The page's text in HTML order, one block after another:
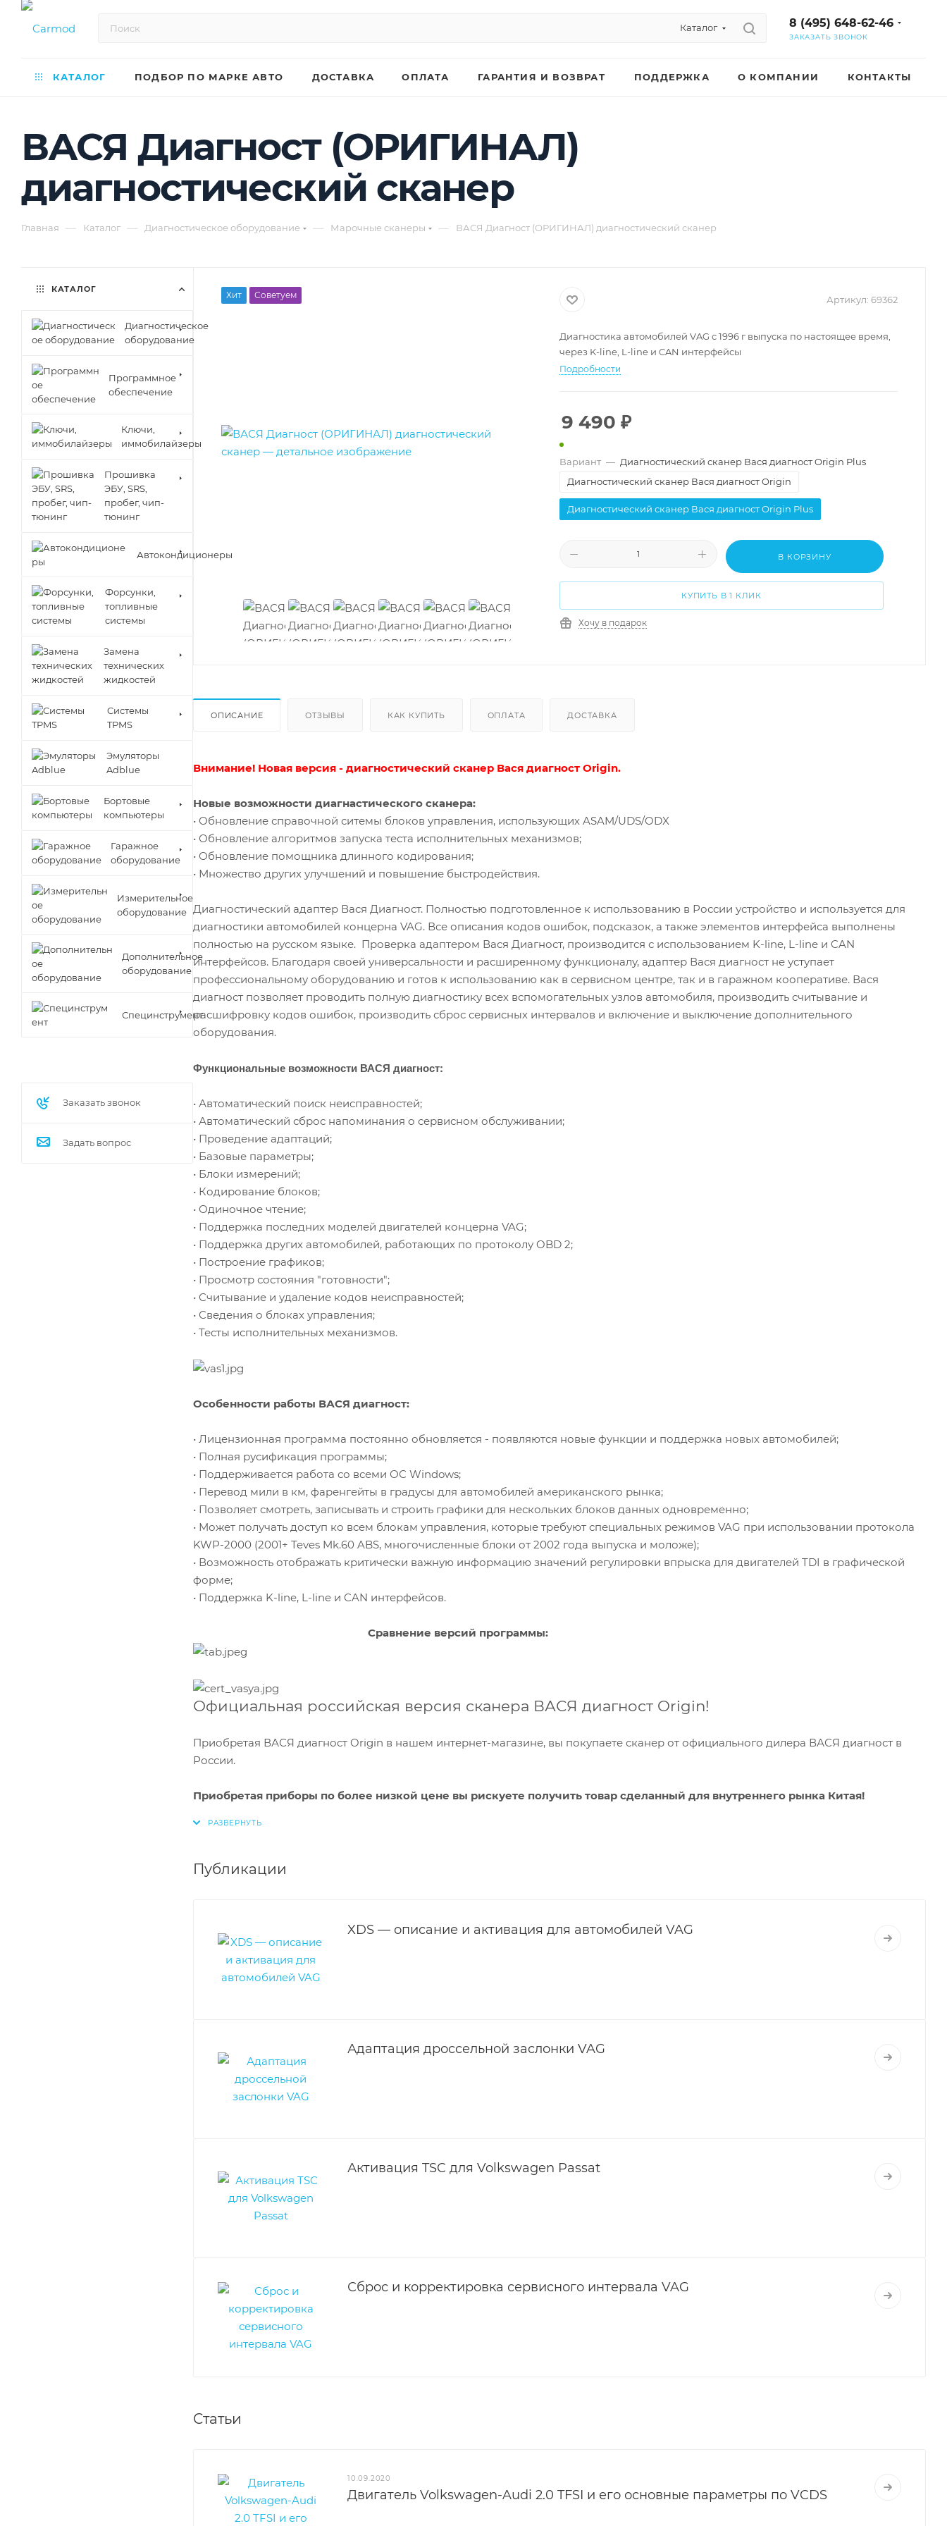
Каталог 8 (495) 648-62-46
ЗАКАЗАТЬ ЗВОНОК
КАТАЛОГ ПОДБОР ПО МАРКЕ АВТО ДОСТАВКА ОПЛАТА ГАРАНТИЯ И ВОЗВРАТ ПОДДЕРЖКА О КОМПАНИИ КОНТАКТЫ
ВАСЯ Диагност (ОРИГИНАЛ)
диагностический сканер
Главная — Каталог — Диагностическое оборудование — Марочные сканеры — ВАСЯ Диагност (ОРИГИНАЛ) диагностический сканер
Хит Советуем Артикул: 69362
Диагностика автомобилей VAG с 1996 г выпуска по настоящее время,
через K-line, L-line и CAN интерфейсы
Подробности
9 490 ₽
Вариант — Диагностический сканер Вася диагност Origin Plus
Диагностический сканер Вася диагност Origin
Диагностический сканер Вася диагност Origin Plus
В КОРЗИНУ
КУПИТЬ В 1 КЛИК
Хочу в подарок
ОПИСАНИЕ ОТЗЫВЫ КАК КУПИТЬ ОПЛАТА ДОСТАВКА
Внимание! Новая версия - диагностический сканер Вася диагност Origin.
Новые возможности диагнастического сканера:
• Обновление справочной ситемы блоков управления, использующих ASAM/UDS/ODX
• Обновление алгоритмов запуска теста исполнительных механизмов;
• Обновление помощника длинного кодирования;
• Множество других улучшений и повышение быстродействия.
Диагностический адаптер Вася Диагност. Полностью подготовленное к использованию в России устройство и используется для
диагностики автомобилей концерна VAG. Все описания кодов ошибок, подсказок, а также элементов интерфейса выполнены
полностью на русском языке. Проверка адаптером Вася Диагност, производится с использованием K-line, L-line и CAN
интерфейсов. Благодаря своей универсальности и расширенному функционалу, адаптер Вася диагност не уступает
профессиональному оборудованию и готов к использованию как в сервисном центре, так и в гаражном кооперативе. Вася
диагност позволяет проводить полную диагностику всех вспомогательных узлов автомобиля, производить считывание и
расшифровку кодов ошибок, производить сброс сервисных интервалов и включение и выключение дополнительного
оборудования.
Функциональные возможности ВАСЯ диагност:
• Автоматический поиск неисправностей;
• Автоматический сброс напоминания о сервисном обслуживании;
• Проведение адаптаций;
• Базовые параметры;
• Блоки измерений;
• Кодирование блоков;
• Одиночное чтение;
• Поддержка последних моделей двигателей концерна VAG;
• Поддержка других автомобилей, работающих по протоколу OBD 2;
• Построение графиков;
• Просмотр состояния "готовности";
• Считывание и удаление кодов неисправностей;
• Сведения о блоках управления;
• Тесты исполнительных механизмов.
Особенности работы ВАСЯ диагност:
• Лицензионная программа постоянно обновляется - появляются новые функции и поддержка новых автомобилей;
• Полная русификация программы;
• Поддерживается работа со всеми ОС Windows;
• Перевод мили в км, фаренгейты в градусы для автомобилей американского рынка;
• Позволяет смотреть, записывать и строить графики для нескольких блоков данных одновременно;
• Может получать доступ ко всем блокам управления, которые требуют специальных режимов VAG при использовании протокола
KWP-2000 (2001+ Teves Mk.60 ABS, многочисленные блоки от 2002 года выпуска и моложе);
• Возможность отображать критически важную информацию значений регулировки впрыска для двигателей TDI в графической
форме;
• Поддержка K-line, L-line и CAN интерфейсов.
Сравнение версий программы:
Официальная российская версия сканера ВАСЯ диагност Origin!
Приобретая ВАСЯ диагност Origin в нашем интернет-магазине, вы покупаете сканер от официального дилера ВАСЯ диагност в
России.
Приобретая приборы по более низкой цене вы рискуете получить товар сделанный для внутреннего рынка Китая!
Публикации
XDS — описание и активация для автомобилей VAG
Адаптация дроссельной заслонки VAG
Активация TSC для Volkswagen Passat
Сброс и корректировка сервисного интервала VAG
Статьи
10.09.2020
Двигатель Volkswagen-Audi 2.0 TFSI и его основные параметры по VCDS
КАТАЛОГ
Диагностическое
оборудование
Программное
обеспечение
Ключи,
иммобилайзеры
Прошивка
ЭБУ, SRS,
пробег, чип-
тюнинг
Автокондиционеры
Форсунки,
топливные
системы
Замена
технических
жидкостей
Cистемы
TPMS
Эмуляторы
Adblue
Бортовые
компьютеры
Гаражное
оборудование
Измерительное
оборудование
Дополнительное
оборудование
Специнструмент
Заказать звонок
Задать вопрос